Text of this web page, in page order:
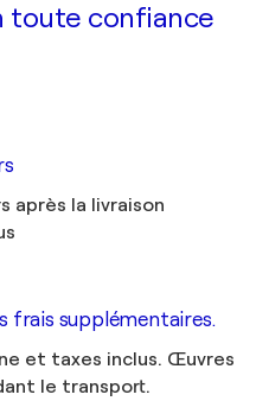
toute confiance
après la livraison
frais supplémentaires.
et taxes inclus. Œuvres
le transport.